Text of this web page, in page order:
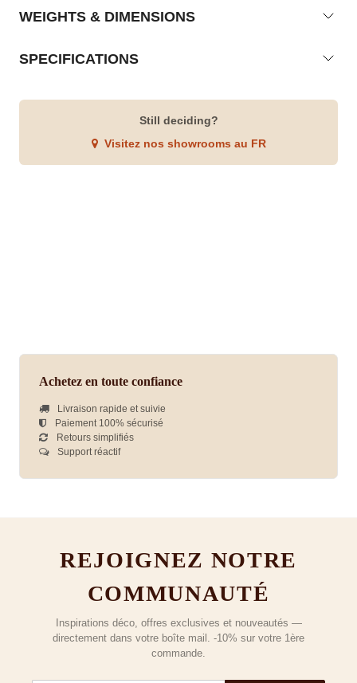
WEIGHTS & DIMENSIONS
SPECIFICATIONS
Still deciding?
Visitez nos showrooms au FR
Achetez en toute confiance
Livraison rapide et suivie
Paiement 100% sécurisé
Retours simplifiés
Support réactif
REJOIGNEZ NOTRE
COMMUNAUTÉ
Inspirations déco, offres exclusives et nouveautés —
directement dans votre boîte mail. -10% sur votre 1ère
commande.